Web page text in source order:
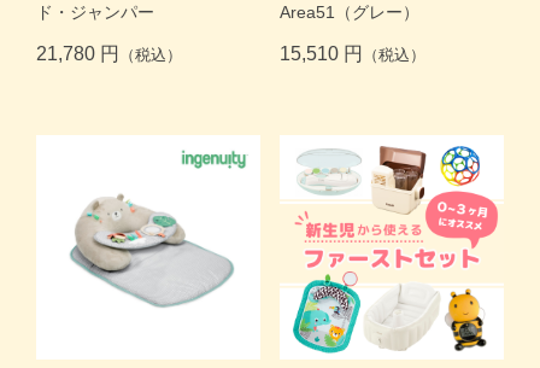
ド・ジャンパー
21,780 円 （税込）
Area51（グレー）
15,510 円 （税込）